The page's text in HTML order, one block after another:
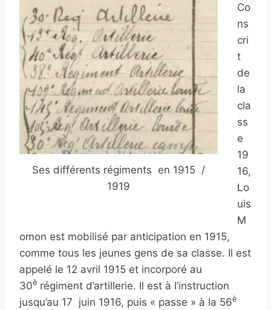
Ses différents régiments en 1915 /
1919
Co
ns
cri
t
de
la
cla
ss
e
19
16,
Lo
uis
M
omon est mobilisé par anticipation en 1915,
comme tous les jeunes gens de sa classe. Il est
appelé le 12 avril 1915 et incorporé au
30è régiment d’artillerie. Il est à l’instruction
jusqu’au 17 juin 1916, puis « passe » à la 56è